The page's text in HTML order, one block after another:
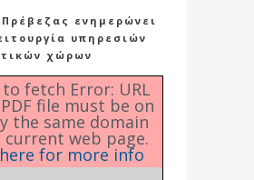
ενημερώνει
υπηρεσιών
χώρων
to fetch Error: URL
file must be on
the same domain
current web page.
for more info